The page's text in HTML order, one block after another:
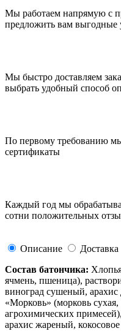
Мы работаем напрямую с
предложить вам выгодные
Мы быстро доставляем
выбрать удобный способ
По первому требованию
сертификаты
Каждый год мы
сотни положительных
Описание Доставка
Состав батончика:
ячмень, пшеница),
виноград сушеный,
«Морковь» (морковь
агрохимических
арахис жареный,